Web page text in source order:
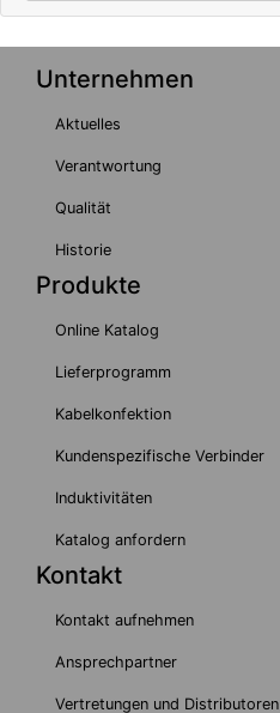
Unternehmen
Aktuelles
Verantwortung
Qualität
Historie
Produkte
Online Katalog
Lieferprogramm
Kabelkonfektion
Kundenspezifische Verbinder
Induktivitäten
Katalog anfordern
Kontakt
Kontakt aufnehmen
Ansprechpartner
Vertretungen und Distributoren